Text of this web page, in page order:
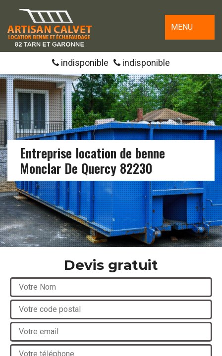
MENU
indisponible indisponible
Entreprise location de benne
Monclar De Quercy 82230
Devis gratuit